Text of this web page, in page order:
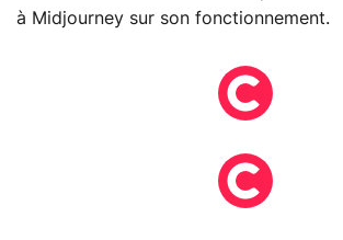
à Midjourney sur son fonctionnement.